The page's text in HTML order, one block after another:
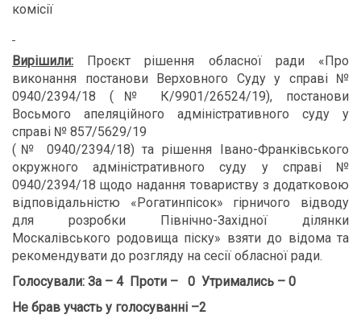
комісії
Вирішили: Проєкт рішення обласної ради «Про
виконання постанови Верховного Суду у справі №
0940/2394/18 (№ К/9901/26524/19), постанови
Восьмого апеляційного адміністративного суду у
справі № 857/5629/19
(№ 0940/2394/18) та рішення Івано-Франківського
окружного адміністративного суду у справі №
0940/2394/18 щодо надання товариству з додатковою
відповідальністю «Рогатинпісок» гірничого відводу
для розробки Північно-Західної ділянки
Москалівського родовища піску» взяти до відома та
рекомендувати до розгляду на сесії обласної ради.
Голосували: За – 4 Проти – 0 Утримались – 0
Не брав участь у голосуванні –2